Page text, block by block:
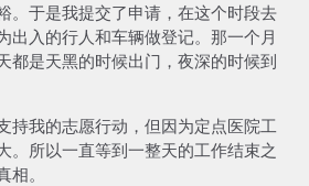
。于是我提交了申请，在这个时段去
出入的行人和车辆做登记。那一个月
都是天黑的时候出门，夜深的时候到
持我的志愿行动，但因为定点医院工
。所以一直等到一整天的工作结束之
。